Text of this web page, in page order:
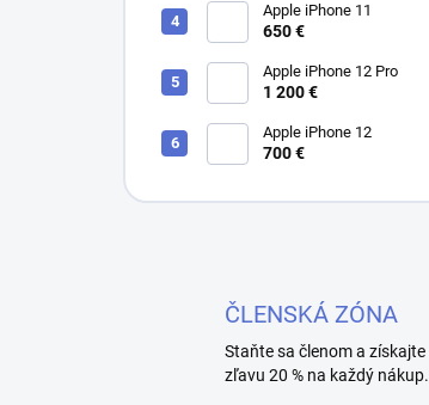
Apple iPhone 11
650 €
Apple iPhone 12 Pro
1 200 €
Apple iPhone 12
700 €
ČLENSKÁ ZÓNA
Staňte sa členom a získajte
zľavu 20 % na každý nákup.